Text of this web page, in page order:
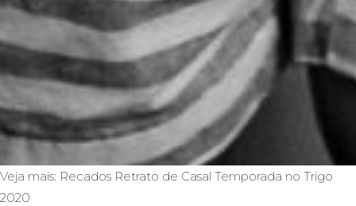
Veja mais: Recados Retrato de Casal Temporada no Trigo
2020